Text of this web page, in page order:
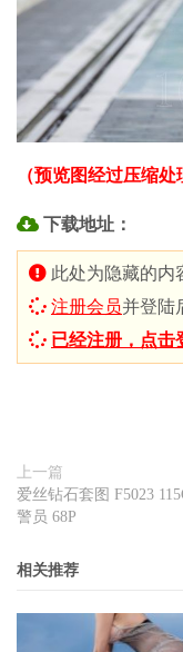
（预览图经过压缩处
下载地址：
此处为隐藏的内
注册会员并登陆
已经注册，点击
上一篇
爱丝钻石套图 F5023
警员 68P
相关推荐